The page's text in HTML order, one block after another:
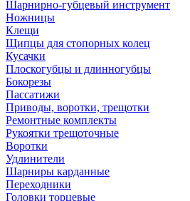
Шарнирно-губцевый инструмент
Ножницы
Клещи
Щипцы для стопорных колец
Кусачки
Плоскогубцы и длинногубцы
Бокорезы
Пассатижи
Приводы, воротки, трещотки
Ремонтные комплекты
Рукоятки трещоточные
Воротки
Удлинители
Шарниры карданные
Переходники
Головки торцевые